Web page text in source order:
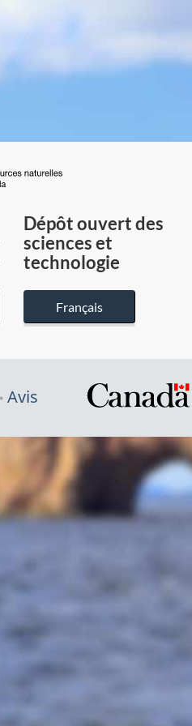
du
Canada
Dépôt ouvert des
sciences et
technologie
Français
Avis
/